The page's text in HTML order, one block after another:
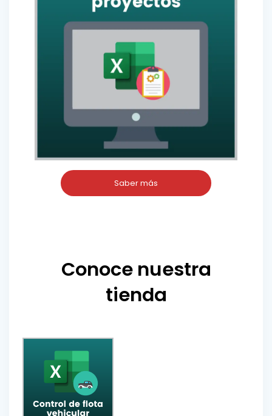
Saber más
Conoce nuestra
tienda